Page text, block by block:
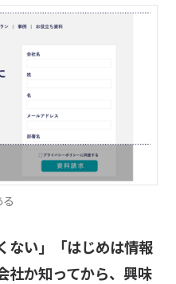
ない」 「はじめは情報
社か知ってから、興味